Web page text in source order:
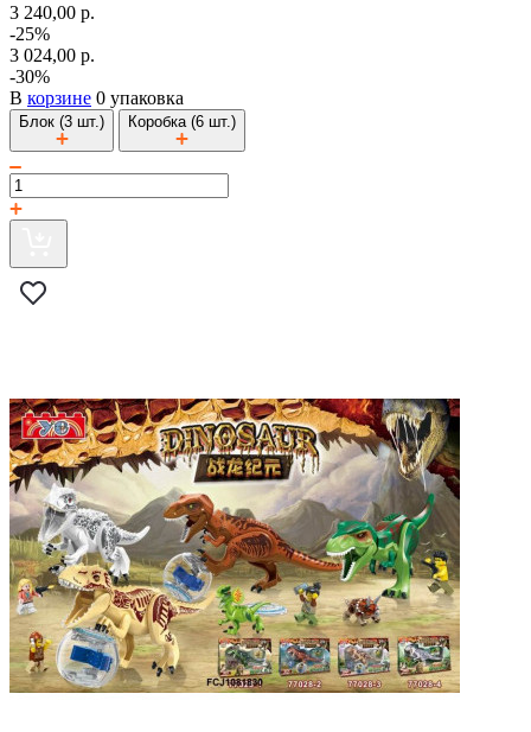
3 240,00 р.
-25%
3 024,00 р.
-30%
В корзине 0 упаковка
Блок (3 шт.) Коробка (6 шт.)